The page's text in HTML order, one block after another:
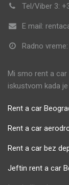
Tel/Viber 3:
E mail:
Radno
Mi smo rent a
iskustvom kada
Rent a car
Rent a car
Rent a car bez
Jeftin rent a car